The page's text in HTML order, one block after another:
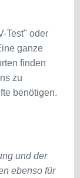
Test" oder
ganze
finden
zu
benötigen.
und der
ebenso für